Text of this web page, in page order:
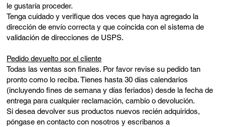
le gustaría proceder.
Tenga cuidado y verifique dos veces que haya agregado la
dirección de envío correcta y que coincida con el sistema de
validación de direcciones de USPS.
Pedido devuelto por el cliente
Todas las ventas son finales. Por favor revise su pedido tan
pronto como lo reciba. Tienes hasta 30 días calendarios
(incluyendo fines de semana y días feriados) desde la fecha de
entrega para cualquier reclamación, cambio o devolución.
Si desea devolver sus productos nuevos recién adquiridos,
póngase en contacto con nosotros y escribanos a